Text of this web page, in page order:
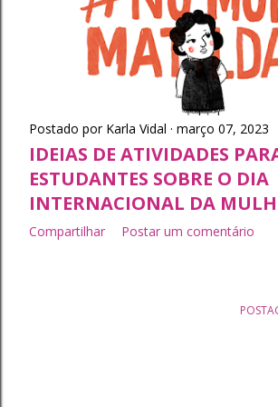
e
n
s
Postado por Karla Vidal março 07, 2023
IDEIAS DE ATIVIDADES
ESTUDANTES SOBRE O DIA
INTERNACIONAL DA
Compartilhar Postar um comentário